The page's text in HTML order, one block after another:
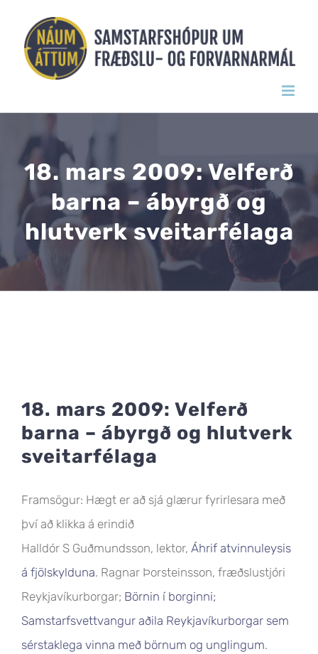
content
18. mars 2009: Velferð
barna – ábyrgð og
hlutverk sveitarfélaga
18. mars 2009: Velferð
barna – ábyrgð og hlutverk
sveitarfélaga
Framsögur: Hægt er að sjá glærur fyrirlesara með
því að klikka á erindið
Halldór S Guðmundsson, lektor, Áhrif atvinnuleysis
á fjölskylduna. Ragnar Þorsteinsson, fræðslustjóri
Reykjavíkurborgar; Börnin í borginni;
Samstarfsvettvangur aðila Reykjavíkurborgar sem
sérstaklega vinna með börnum og unglingum.